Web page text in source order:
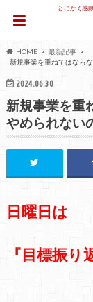
とにかく感
HOME
最新記事
新規事業を重ねてはなら
2024.06.30
新規事業を重
やめられない
日曜日は
『目標振り